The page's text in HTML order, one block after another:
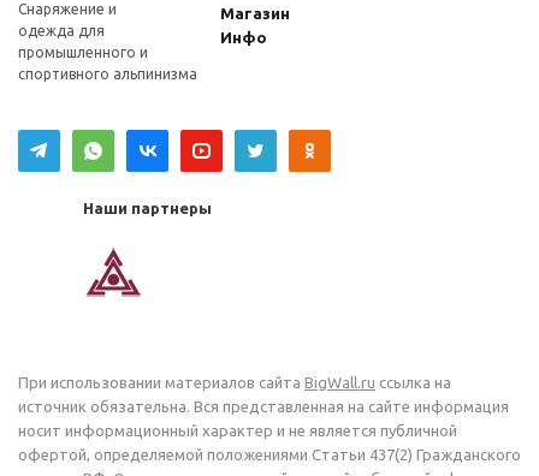
Снаряжение и
одежда для
промышленного и
спортивного альпинизма
Магазин
Инфо
Наши партнеры
При использовании материалов сайта BigWall.ru ссылка на
источник обязательна. Вся представленная на сайте информация
носит информационный характер и не является публичной
офертой, определяемой положениями Статьи 437(2) Гражданского